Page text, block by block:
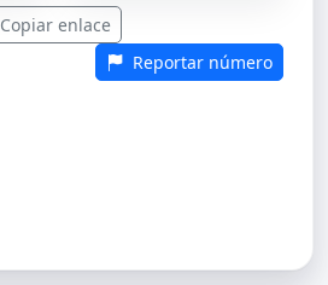
Copiar enlace
Reportar número